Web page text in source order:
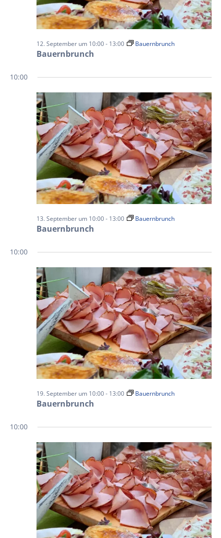
Bauernbrunch
12. September um 10:00- 13:00 Bauernbrunch
10:00
Bauernbrunch
13. September um 10:00- 13:00 Bauernbrunch
10:00
Bauernbrunch
19. September um 10:00- 13:00 Bauernbrunch
10:00